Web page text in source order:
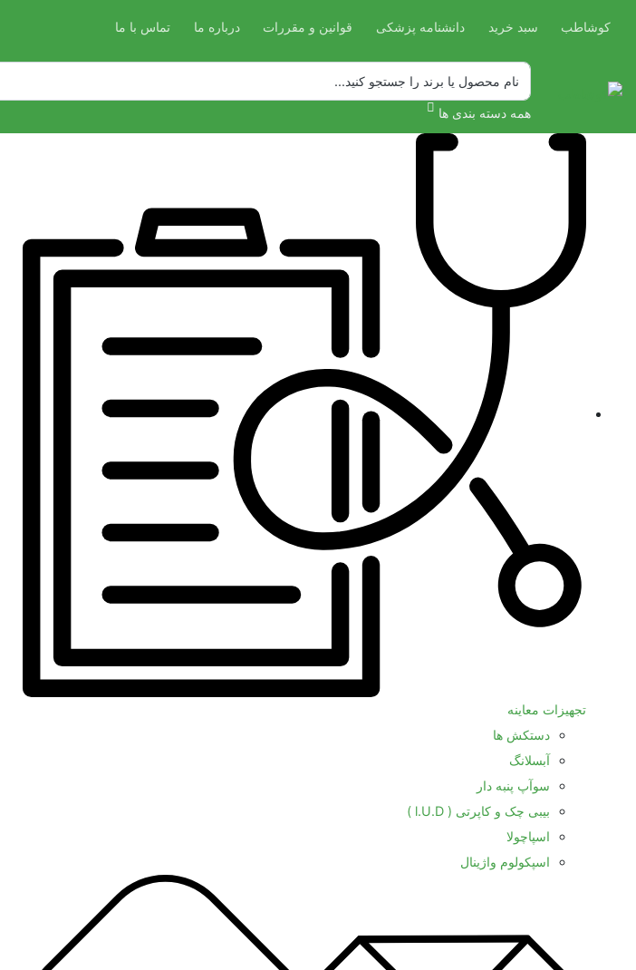
کوشاطب سبد خرید دانشنامه پزشکی قوانین و مقررات درباره ما تماس با ما
همه دسته بندی ها
تجهیزات معاینه
دستکش ها
آبسلانگ
سوآپ پنبه دار
بیبی چک و کاپرتی ( l.U.D )
اسپاچولا
اسپکولوم واژینال